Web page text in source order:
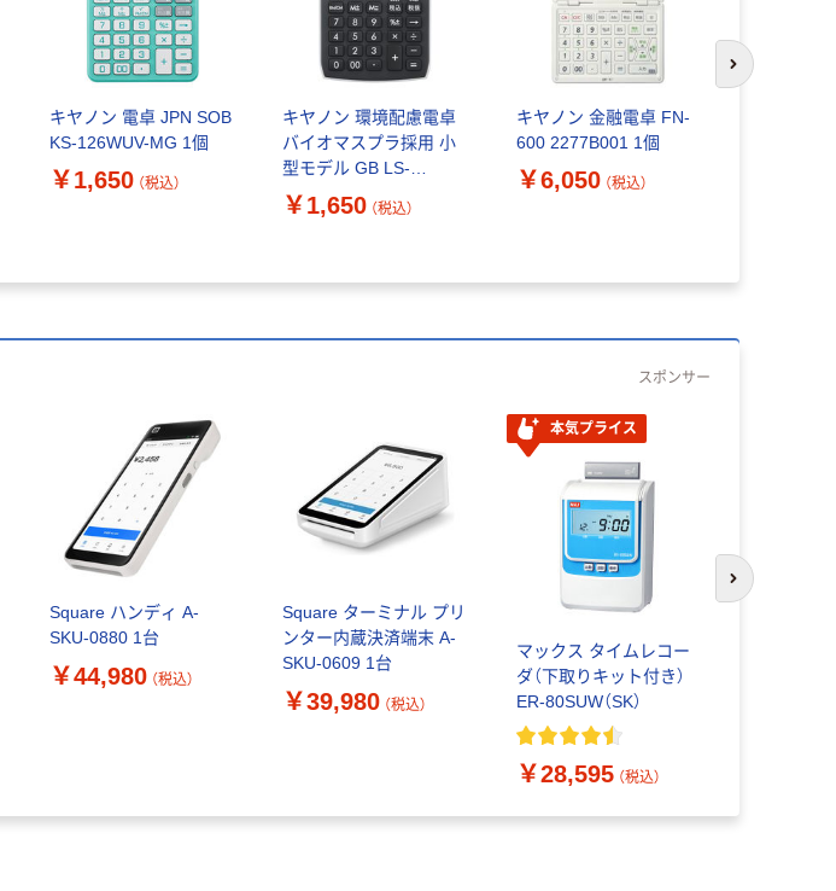
キヤノン 電卓 JPN SOB
KS-126WUV-MG 1個
￥1,650 （税込）
キヤノン 環境配慮電卓
バイオマスプラ採用 小
型モデル GB LS-
122TUB 1台
￥1,650 （税込）
キヤノン 金融電卓 FN-
600 2277B001 1個
￥6,050 （税込）
次のスライド
スポンサー
Square ハンディ A-
SKU-0880 1台
￥44,980 （税込）
Square ターミナル プリ
ンター内蔵決済端末 A-
SKU-0609 1台
￥39,980 （税込）
本気プライス
マックス タイムレコー
ダ（下取りキット付き）
ER-80SUW（SK）
￥28,595 （税込）
次のスライド